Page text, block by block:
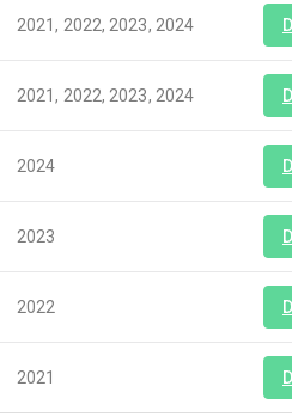
2021, 2022, 2023, 2024
2021, 2022, 2023, 2024
2024
2023
2022
2021